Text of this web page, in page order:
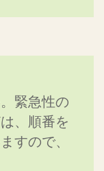
緊急性の
、順番を
すので、